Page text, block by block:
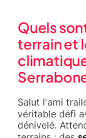
Quels
terrain et
Salut l'ami
véritable défi
dénivelé.